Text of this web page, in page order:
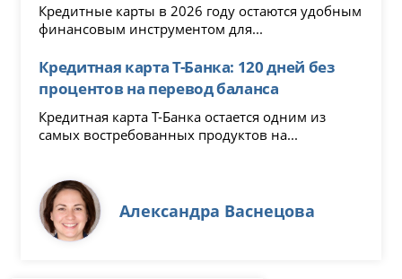
Кредитные карты в 2026 году остаются удобным
финансовым инструментом для...
Кредитная карта Т-Банка: 120 дней без
процентов на перевод баланса
Кредитная карта Т-Банка остается одним из
самых востребованных продуктов на...
Александра Васнецова